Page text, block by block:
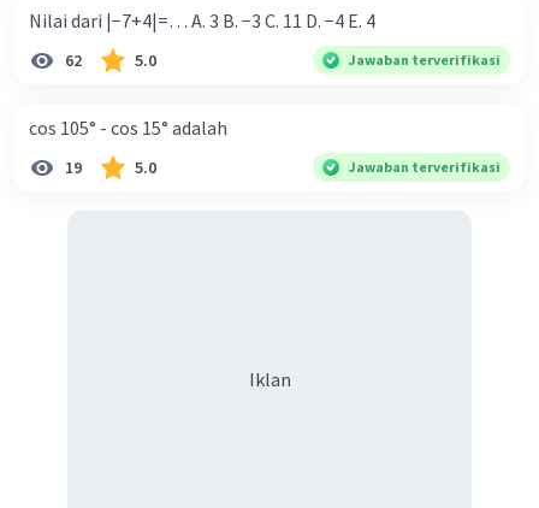
Nilai dari |−7+4|=… A. 3 B. −3 C. 11 D. −4 E. 4
62 5.0 Jawaban terverifikasi
cos 105° - cos 15° adalah
19 5.0 Jawaban terverifikasi
Iklan